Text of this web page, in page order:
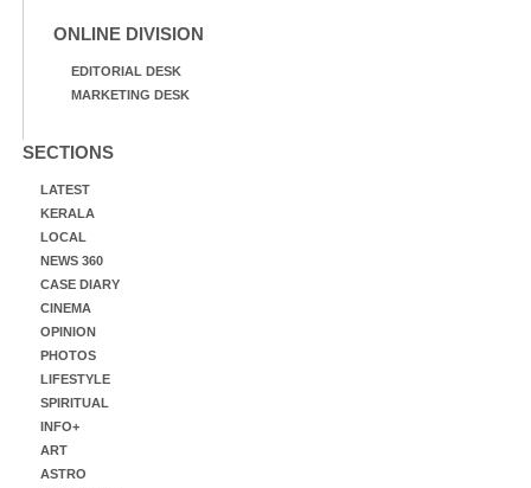
ONLINE DIVISION
EDITORIAL DESK
MARKETING DESK
SECTIONS
LATEST
KERALA
LOCAL
NEWS 360
CASE DIARY
CINEMA
OPINION
PHOTOS
LIFESTYLE
SPIRITUAL
INFO+
ART
ASTRO